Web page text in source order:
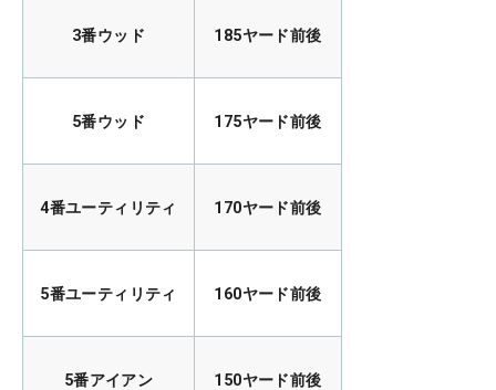
3番ウッド 185ヤード前後
5番ウッド 175ヤード前後
4番ユーティリティ 170ヤード前後
5番ユーティリティ 160ヤード前後
5番アイアン 150ヤード前後